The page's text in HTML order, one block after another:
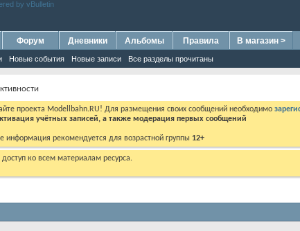
Новые события Новые записи Все разделы прочитаны
Форум Дневники Альбомы Правила В магазин >
проекта Modellbahn.RU! Для размещения своих сообщений необходимо
учётных записей, а также модерация первых сообщений
информация рекомендуется для возрастной группы 12+
доступ ко всем материалам ресурса.